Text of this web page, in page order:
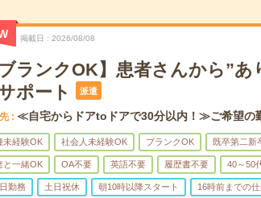
掲載日 2026/08/08
ブランクOK】患者さんから”
ポート
派遣
≪自宅からドアtoドアで30分以内！≫ご希望の
未経験OK 社会人未経験OK ブランクOK 既卒第二新
と一緒OK OA不要 英語不要 履歴書不要 40～50
勤務 土日祝休 朝10時以降スタート 16時前までの